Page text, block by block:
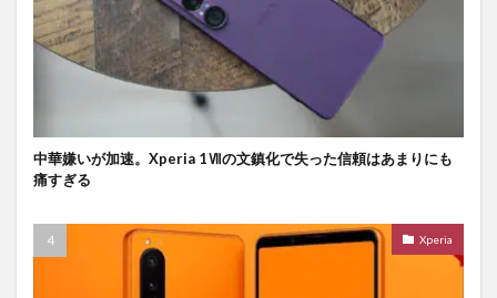
中華嫌いが加速。Xperia 1Ⅶの文鎮化で失った信頼はあまりにも
痛すぎる
Xperia